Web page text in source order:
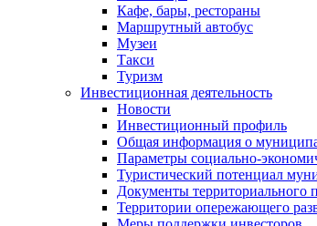
Кафе, бары, рестораны
Маршрутный автобус
Музеи
Такси
Туризм
Инвестиционная деятельность
Новости
Инвестиционный профиль
Общая информация о
Параметры социально-
Туристический потенциал
Документы территориального
Территории опережающего